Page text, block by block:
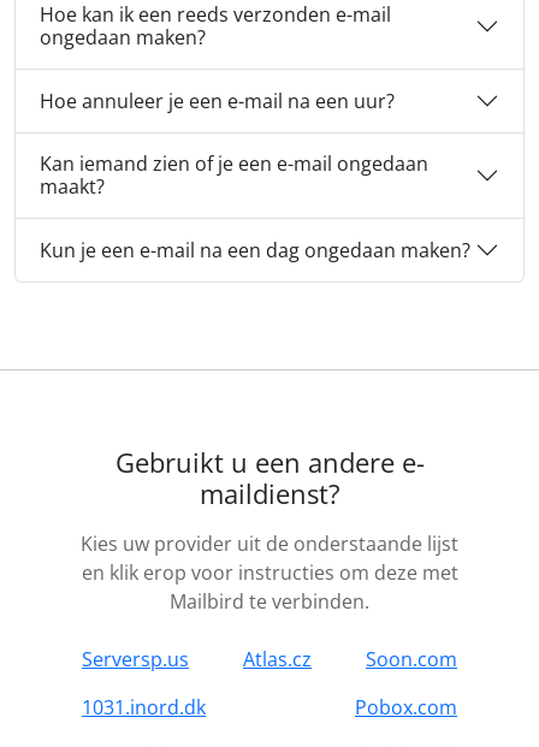
Hoe kan ik een reeds verzonden e-mail
ongedaan maken?
Hoe annuleer je een e-mail na een uur?
Kan iemand zien of je een e-mail ongedaan
maakt?
Kun je een e-mail na een dag ongedaan maken?
Gebruikt u een andere e-
maildienst?
Kies uw provider uit de onderstaande lijst
en klik erop voor instructies om deze met
Mailbird te verbinden.
Serversp.us Atlas.cz
Soon.com
1031.inord.dk
Pobox.com